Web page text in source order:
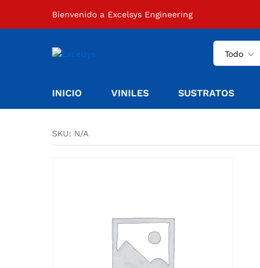
Bienvenido a Excelsys Engineering
Todo
INICIO VINILES SUSTRATOS
SKU: N/A